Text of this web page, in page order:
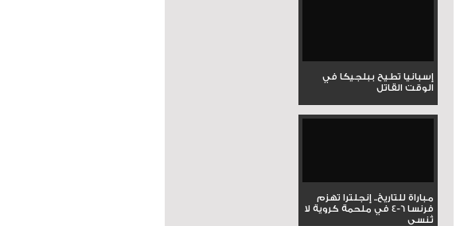
إسبانيا تطيح ببلجيكا في
الوقت القاتل
مباراة للتاريخ.. إنجلترا تهزم
فرنسا 6-4 في ملحمة كروية لا
تُنسى